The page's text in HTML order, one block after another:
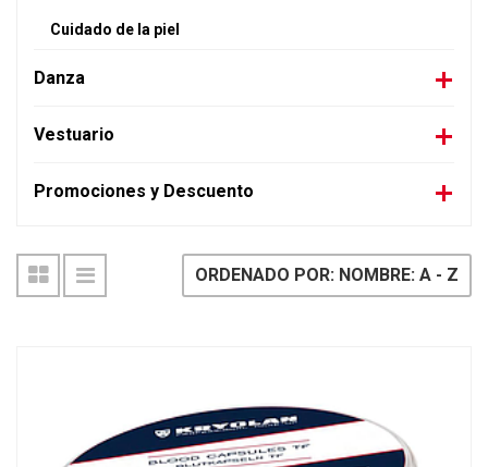
Cuidado de la piel
Danza
Vestuario
Promociones y Descuento
ORDENADO POR: NOMBRE: A - Z